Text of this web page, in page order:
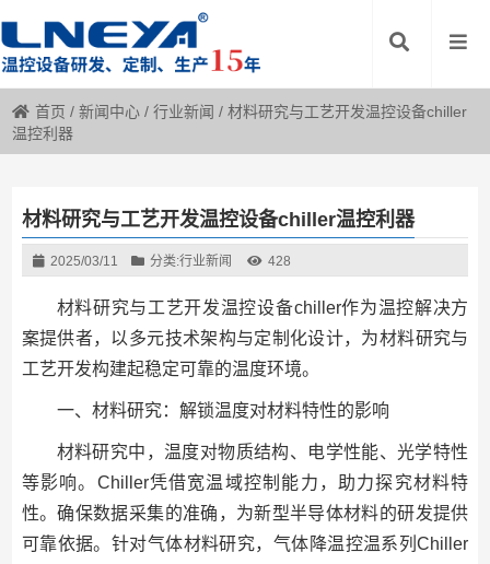
首页 /新闻中心 /行业新闻 /材料研究与工艺开发温控设备chiller
温控利器
材料研究与工艺开发温控设备chiller温控利器
2025/03/11 分类:行业新闻 428
材料研究与工艺开发温控设备chiller作为温控解决方
案提供者，以多元技术架构与定制化设计，为材料研究与
工艺开发构建起稳定可靠的温度环境。
一、材料研究：解锁温度对材料特性的影响
材料研究中，温度对物质结构、电学性能、光学特性
等影响。Chiller凭借宽温域控制能力，助力探究材料特
性。确保数据采集的准确，为新型半导体材料的研发提供
可靠依据。针对气体材料研究，气体降温控温系列Chiller